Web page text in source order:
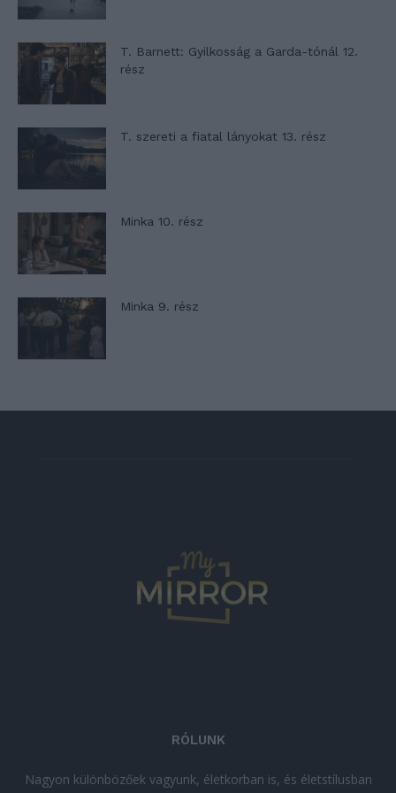
T. Barnett: Gyilkosság a Garda-tónál 12.
rész
T. szereti a fiatal lányokat 13. rész
Minka 10. rész
Minka 9. rész
RÓLUNK
Nagyon különbözőek vagyunk, életkorban is, és életstílusban